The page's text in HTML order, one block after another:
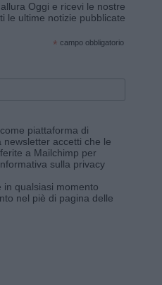
Oggi e ricevi le nostre
le ultime notizie pubblicate
* campo obbligatorio
piattaforma di
accetti che le
a Mailchimp per
sulla privacy
in qualsiasi momento
nel piè di pagina delle